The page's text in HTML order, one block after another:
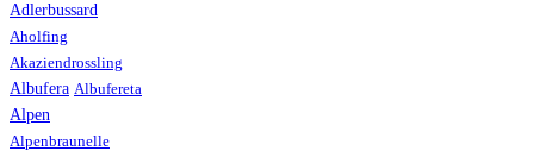
Adlerbussard
Aholfing
Akaziendrossling
Albufera Albufereta
Alpen
Alpenbraunelle